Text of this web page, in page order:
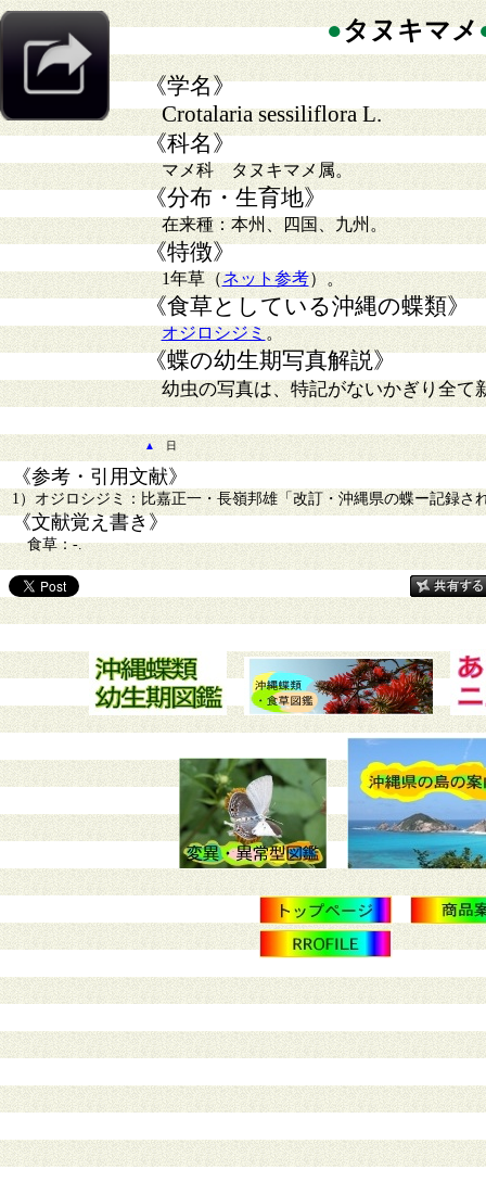
●タヌキマメ
《学名》
Crotalaria sessiliflora L.
《科名》
マメ科 タヌキマメ属。
《分布・生育地》
在来種：本州、四国、九州。
《特徴》
1年草（ネット参考）。
《食草としている沖縄の蝶類》
オジロシジミ 。
《蝶の幼生期写真解説》
幼虫の写真は、特記がないかぎり全て
▲ 日
《参考・引用文献》
1）オジロシジミ：比嘉正一・長嶺邦雄「改訂・沖縄県の蝶ー記録さ
《文献覚え書き》
食草：-.